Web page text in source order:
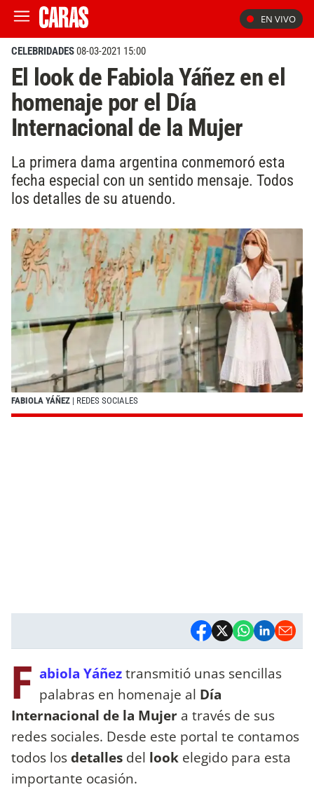
EN VIVO
CELEBRIDADES08-03-2021 15:00
El look de Fabiola Yáñez en el
homenaje por el Día
Internacional de la Mujer
La primera dama argentina conmemoró esta
fecha especial con un sentido mensaje. Todos
los detalles de su atuendo.
FABIOLA YÁÑEZ | REDES SOCIALES
F abiola Yáñeztransmitió unas sencillas
palabras en homenaje al Día
Internacional de la Mujer a través de sus
redes sociales. Desde este portal te contamos
todos losdetalles del look elegido para esta
importante ocasión.